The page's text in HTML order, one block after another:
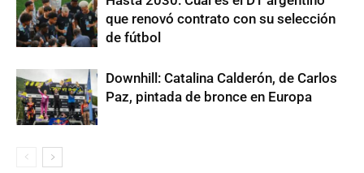
que renovó contrato con su selección
de fútbol
Downhill: Catalina Calderón, de Carlos
Paz, pintada de bronce en Europa